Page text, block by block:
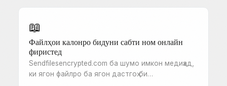
📖
Файлҳои калонро бидуни сабти ном онлайн
фиристед
Sendfilesencrypted.com ба шумо имкон медиҳад,
ки ягон файлро ба ягон дастгоҳ би…